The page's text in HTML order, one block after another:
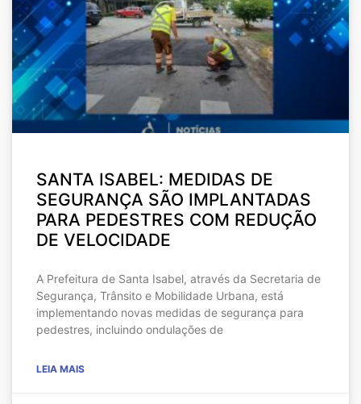
SANTA ISABEL: MEDIDAS DE
SEGURANÇA SÃO IMPLANTADAS
PARA PEDESTRES COM REDUÇÃO
DE VELOCIDADE
A Prefeitura de Santa Isabel, através da Secretaria de
Segurança, Trânsito e Mobilidade Urbana, está
implementando novas medidas de segurança para
pedestres, incluindo ondulações de
LEIA MAIS